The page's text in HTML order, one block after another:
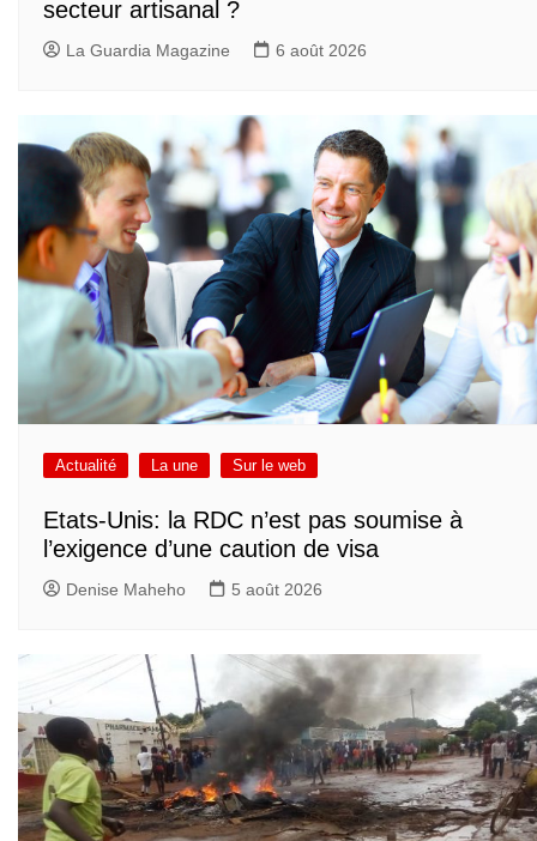
secteur artisanal ?
La Guardia Magazine 6 août 2026
Actualité La une Sur le web
Etats-Unis: la RDC n’est pas soumise à
l’exigence d’une caution de visa
Denise Maheho 5 août 2026